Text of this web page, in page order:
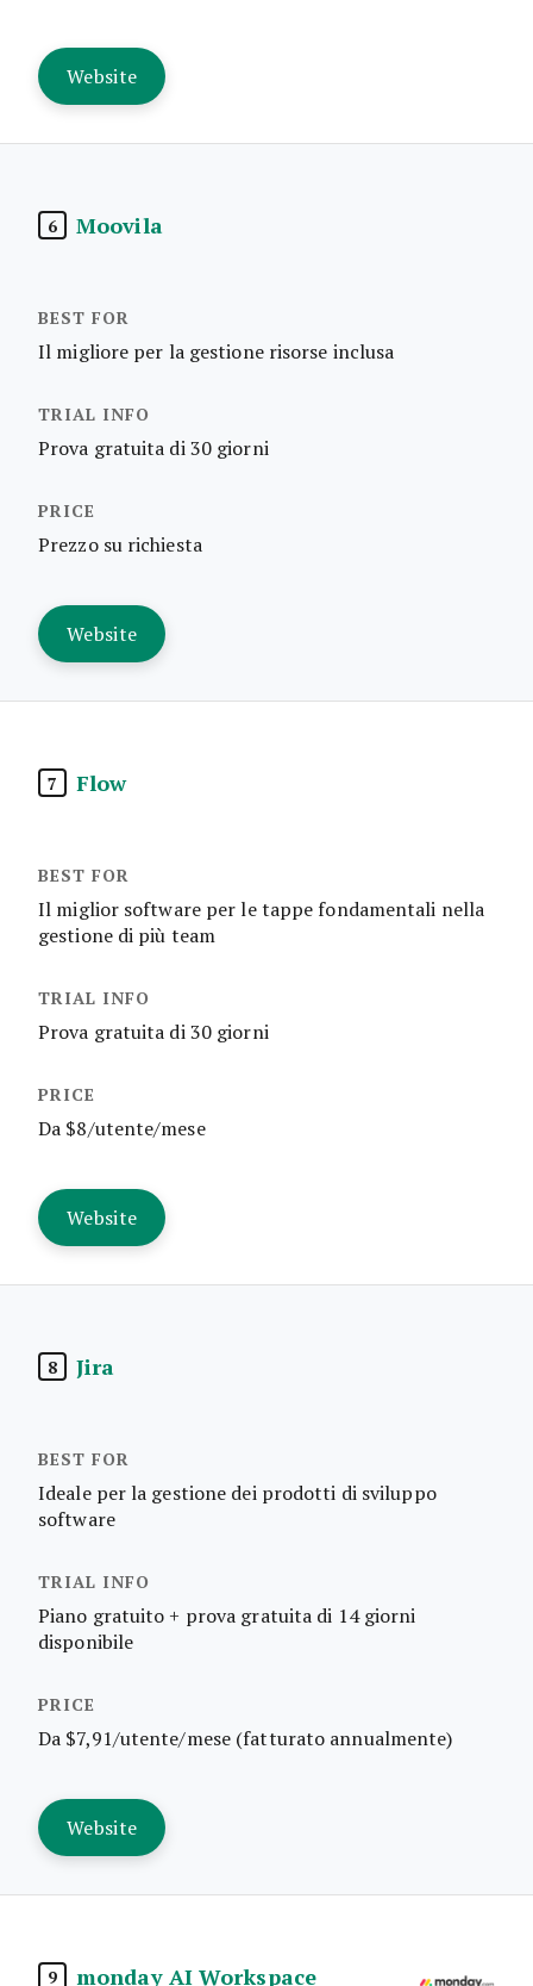
Website
6 Moovila
Il migliore per la gestione risorse inclusa
Prova gratuita di 30 giorni
Prezzo su richiesta
Website
7 Flow
Il miglior software per le tappe fondamentali nella
gestione di più team
Prova gratuita di 30 giorni
Da $8/utente/mese
Website
8 Jira
Ideale per la gestione dei prodotti di sviluppo
software
Piano gratuito + prova gratuita di 14 giorni
disponibile
Da $7,91/utente/mese (fatturato annualmente)
Website
9 monday AI Workspace